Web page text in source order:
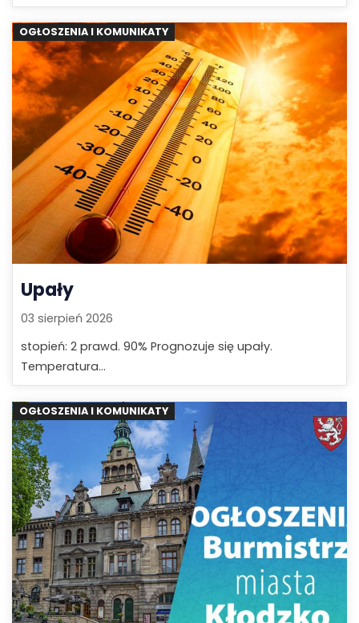
OGŁOSZENIA I KOMUNIKATY
Upały
03 sierpień 2026
stopień: 2 prawd. 90% Prognozuje się upały.
Temperatura...
OGŁOSZENIA I KOMUNIKATY